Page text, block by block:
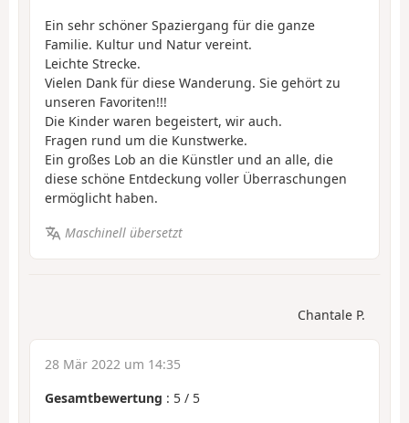
Ein sehr schöner Spaziergang für die ganze
Familie. Kultur und Natur vereint.
Leichte Strecke.
Vielen Dank für diese Wanderung. Sie gehört zu
unseren Favoriten!!!
Die Kinder waren begeistert, wir auch.
Fragen rund um die Kunstwerke.
Ein großes Lob an die Künstler und an alle, die
diese schöne Entdeckung voller Überraschungen
ermöglicht haben.
Maschinell übersetzt
Chantale P.
28 Mär 2022 um 14:35
Gesamtbewertung : 5 / 5